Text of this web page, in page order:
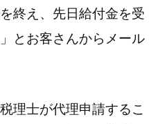
終え、先日給付金を受
とお客さんからメール
理士が代理申請するこ